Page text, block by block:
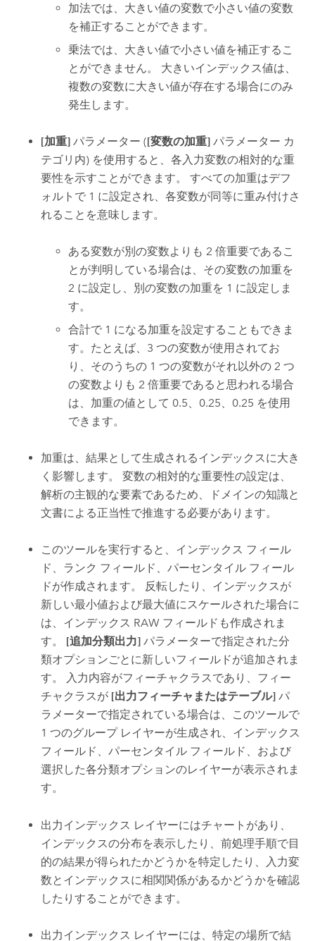
加法では、大きい値の変数で小さい値の変数
を補正することができます。
乗法では、大きい値で小さい値を補正するこ
とができません。 大きいインデックス値は、
複数の変数に大きい値が存在する場合にのみ
発生します。
[加重] パラメーター ([変数の加重] パラメーター カ
テゴリ内) を使用すると、各入力変数の相対的な重
要性を示すことができます。 すべての加重はデフ
ォルトで 1 に設定され、各変数が同等に重み付けさ
れることを意味します。
ある変数が別の変数よりも 2 倍重要であるこ
とが判明している場合は、その変数の加重を
2 に設定し、別の変数の加重を 1 に設定しま
す。
合計で 1 になる加重を設定することもできま
す。たとえば、3 つの変数が使用されてお
り、そのうちの 1 つの変数がそれ以外の 2 つ
の変数よりも 2 倍重要であると思われる場合
は、加重の値として 0.5、0.25、0.25 を使用
できます。
加重は、結果として生成されるインデックスに大き
く影響します。 変数の相対的な重要性の設定は、
解析の主観的な要素であるため、ドメインの知識と
文書による正当性で推進する必要があります。
このツールを実行すると、インデックス フィール
ド、ランク フィールド、パーセンタイル フィール
ドが作成されます。 反転したり、インデックスが
新しい最小値および最大値にスケールされた場合に
は、インデックス RAW フィールドも作成されま
す。 [追加分類出力] パラメーターで指定された分
類オプションごとに新しいフィールドが追加されま
す。 入力内容がフィーチャクラスであり、フィー
チャクラスが [出力フィーチャまたはテーブル] パ
ラメーターで指定されている場合は、このツールで
1 つのグループ レイヤーが生成され、インデックス
フィールド、パーセンタイル フィールド、および
選択した各分類オプションのレイヤーが表示されま
す。
出力インデックス レイヤーにはチャートがあり、
インデックスの分布を表示したり、前処理手順で目
的の結果が得られたかどうかを特定したり、入力変
数とインデックスに相関関係があるかどうかを確認
したりすることができます。
出力インデックス レイヤーには、特定の場所で結